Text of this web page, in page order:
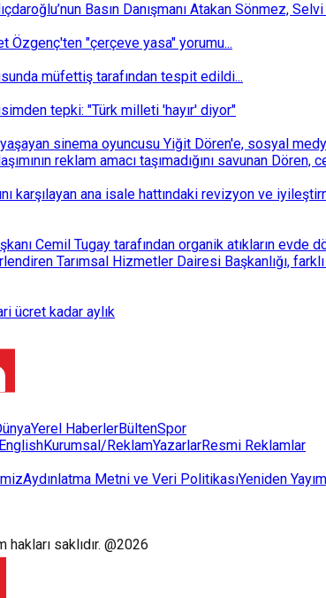
Basın Danışmanı Atakan Sönmez,
Özgenç'ten "çerçeve yasa" yorumu...
müfettiş tarafından tespit edildi...
tepki: "Türk milleti 'hayır' diyor"
sinema oyuncusu Yiğit Dören'e, sosyal
reklam amacı taşımadığını savunan Dören,
karşılayan ana isale hattındaki revizyon ve
Cemil Tugay tarafından organik atıkların
Tarımsal Hizmetler Dairesi Başkanlığı,
ücret kadar aylık
Yerel HaberlerBültenSpor
Kurumsal/ReklamYazarlarResmi Reklamlar
Aydınlatma Metni ve Veri PolitikasıYeniden
hakları saklıdır. @2026